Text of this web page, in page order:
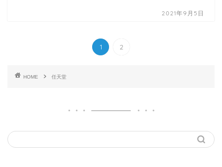
2021年9月5日
1 2
HOME 任天堂